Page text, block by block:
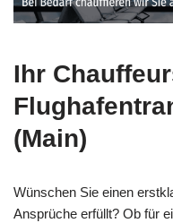
Ihr
(Main)
Wünschen Sie einen
Ansprüche erfüllt? Ob für